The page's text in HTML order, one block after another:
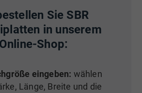
Sie SBR
in unserem
Online-Shop:
eingeben: wählen
Länge, Breite und die